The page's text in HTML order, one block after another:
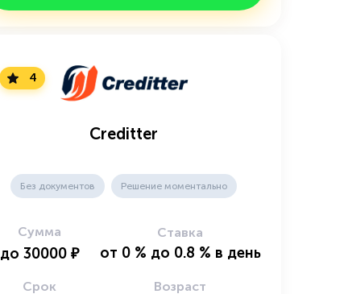
4
Creditter
Без документов Решение моментально
Сумма
до 30000 ₽
Ставка
от 0 % до 0.8 % в день
Срок Возраст